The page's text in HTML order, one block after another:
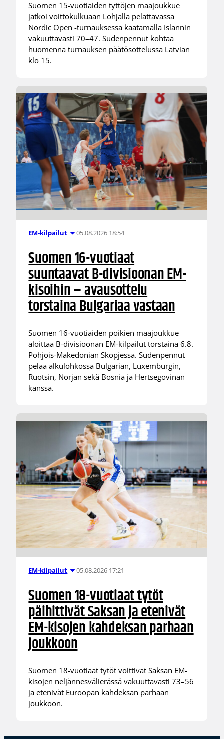
Suomen 15-vuotiaiden tyttöjen maajoukkue
jatkoi voittokulkuaan Lohjalla pelattavassa
Nordic Open -turnauksessa kaatamalla Islannin
vakuuttavasti 70–47. Sudenpennut kohtaa
huomenna turnauksen päätösottelussa Latvian
klo 15.
EM-kilpailut 05.08.2026 18:54
Suomen 16-vuotiaat
suuntaavat B-divisioonan EM-
kisoihin – avausottelu
torstaina Bulgariaa vastaan
Suomen 16-vuotiaiden poikien maajoukkue
aloittaa B-divisioonan EM-kilpailut torstaina 6.8.
Pohjois-Makedonian Skopjessa. Sudenpennut
pelaa alkulohkossa Bulgarian, Luxemburgin,
Ruotsin, Norjan sekä Bosnia ja Hertsegovinan
kanssa.
EM-kilpailut 05.08.2026 17:21
Suomen 18-vuotiaat tytöt
päihittivät Saksan ja etenivät
EM-kisojen kahdeksan parhaan
joukkoon
Suomen 18-vuotiaat tytöt voittivat Saksan EM-
kisojen neljännesvälierässä vakuuttavasti 73–56
ja etenivät Euroopan kahdeksan parhaan
joukkoon.